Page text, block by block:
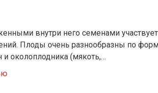
внутри него семенами
Плоды очень разнообразны по
и околоплодника (мякоть,…